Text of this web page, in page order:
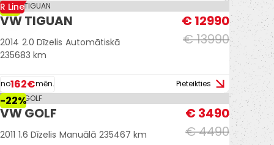
-7%
R Line
VW TIGUAN
€ 13990
€ 12990
2014 2.0 Dīzelis Automātiskā
235683 km
no162€mēn. Pieteikties
-22%
VW GOLF
€ 4490
€ 3490
2011 1.6 Dīzelis Manuālā 235467 km